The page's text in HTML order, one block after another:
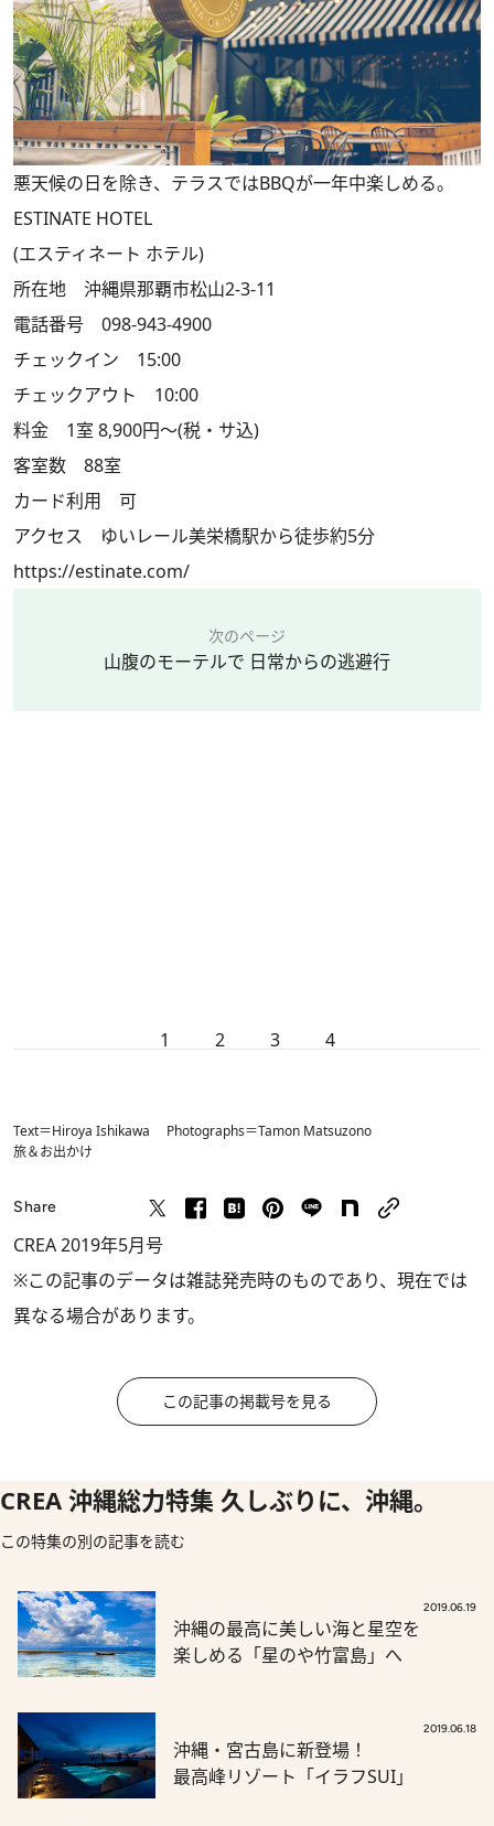
悪天候の日を除き、テラスではBBQが一年中楽しめる。
ESTINATE HOTEL
(エスティネート ホテル)
所在地 沖縄県那覇市松山2-3-11
電話番号 098-943-4900
チェックイン 15:00
チェックアウト 10:00
料金 1室 8,900円～(税・サ込)
客室数 88室
カード利用 可
アクセス ゆいレール美栄橋駅から徒歩約5分
https://estinate.com/
次のページ
山腹のモーテルで 日常からの逃避行
1 2 3 4
Text＝Hiroya Ishikawa Photographs＝Tamon Matsuzono
旅＆お出かけ
Share
CREA 2019年5月号
※この記事のデータは雑誌発売時のものであり、現在では
異なる場合があります。
この記事の掲載号を見る
CREA 沖縄総力特集 久しぶりに、沖縄。
この特集の別の記事を読む
2019.06.19
沖縄の最高に美しい海と星空を
楽しめる「星のや竹富島」へ
2019.06.18
沖縄・宮古島に新登場！
最高峰リゾート「イラフSUI」